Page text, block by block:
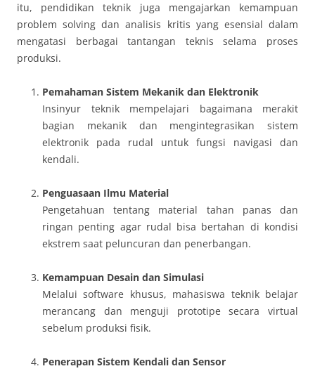
itu, pendidikan teknik juga mengajarkan kemampuan
problem solving dan analisis kritis yang esensial dalam
mengatasi berbagai tantangan teknis selama proses
produksi.
Pemahaman Sistem Mekanik dan Elektronik
Insinyur teknik mempelajari bagaimana merakit
bagian mekanik dan mengintegrasikan sistem
elektronik pada rudal untuk fungsi navigasi dan
kendali.
Penguasaan Ilmu Material
Pengetahuan tentang material tahan panas dan
ringan penting agar rudal bisa bertahan di kondisi
ekstrem saat peluncuran dan penerbangan.
Kemampuan Desain dan Simulasi
Melalui software khusus, mahasiswa teknik belajar
merancang dan menguji prototipe secara virtual
sebelum produksi fisik.
Penerapan Sistem Kendali dan Sensor